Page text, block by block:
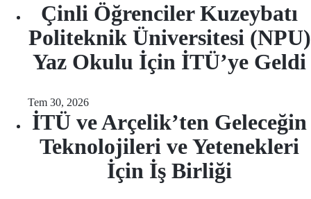
Çinli Öğrenciler Kuzeybatı
Politeknik Üniversitesi (NPU)
Yaz Okulu İçin İTÜ’ye Geldi
Tem 30, 2026
İTÜ ve Arçelik’ten Geleceğin
Teknolojileri ve Yetenekleri
İçin İş Birliği